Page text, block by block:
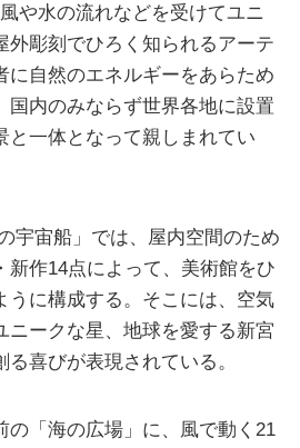
や水の流れなどを受けてユニ
外彫刻でひろく知られるアーテ
に自然のエネルギーをあらため
国内のみならず世界各地に設置
と一体となって親しまれてい
宇宙船」では、屋内空間のため
新作14点によって、美術館をひ
うに構成する。そこには、空気
ニークな星、地球を愛する新宮
喜びが表現されている。
の「海の広場」に、風で動く21